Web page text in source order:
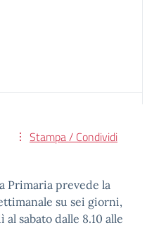
Stampa / Condividi
Primaria prevede la
su sei giorni,
sabato dalle 8.10 alle